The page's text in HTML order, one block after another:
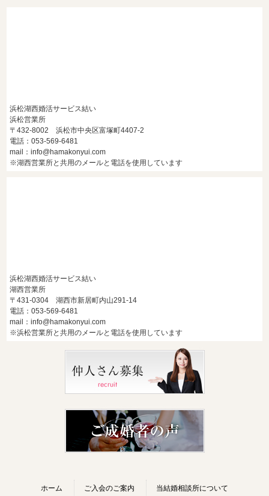
浜松湖西婚活サービス結い
浜松営業所
〒432-8002 浜松市中央区富塚町4407-2
電話：053-569-6481
mail：info@hamakonyui.com
※湖西営業所と共用のメールと電話を使用しています
浜松湖西婚活サービス結い
湖西営業所
〒431-0304 湖西市新居町内山291-14
電話：053-569-6481
mail：info@hamakonyui.com
※浜松営業所と共用のメールと電話を使用しています
ホーム ご入会のご案内 当結婚相談所について